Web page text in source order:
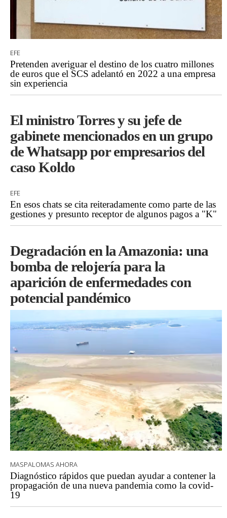
EFE
Pretenden averiguar el destino de los cuatro millones
de euros que el SCS adelantó en 2022 a una empresa
sin experiencia
El ministro Torres y su jefe de
gabinete mencionados en un grupo
de Whatsapp por empresarios del
caso Koldo
EFE
En esos chats se cita reiteradamente como parte de las
gestiones y presunto receptor de algunos pagos a "K"
Degradación en la Amazonia: una
bomba de relojería para la
aparición de enfermedades con
potencial pandémico
MASPALOMAS AHORA
Diagnóstico rápidos que puedan ayudar a contener la
propagación de una nueva pandemia como la covid-
19